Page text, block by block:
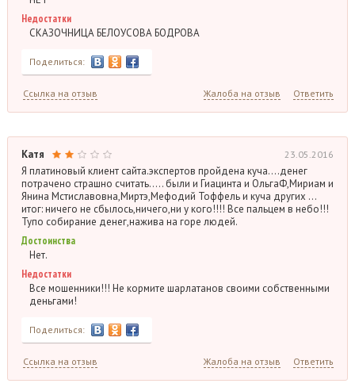
Недостатки
СКАЗОЧНИЦА БЕЛОУСОВА БОДРОВА
Поделиться:
Ссылка на отзыв Жалоба на отзыв Ответить
Катя 23.05.2016
Я платиновый клиент сайта.экспертов пройдена куча….денег
потрачено страшно считать….. были и Гиацинта и ОльгаФ,Мириам и
Янина Мстиславовна,Миртэ,Мефодий Тоффель и куча других …
итог: ничего не сбылось,ничего,ни у кого!!!! Все пальцем в небо!!!
Тупо собирание денег,нажива на горе людей.
Достоинства
Нет.
Недостатки
Все мошенники!!! Не кормите шарлатанов своими собственными
деньгами!
Поделиться:
Ссылка на отзыв Жалоба на отзыв Ответить